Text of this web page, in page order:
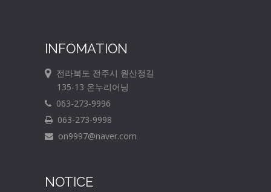
INFOMATION
전라북도 전주시 원산정길
135-13 온누리어닝
063-273-9996
063-273-9998
on9997@naver.com
NOTICE